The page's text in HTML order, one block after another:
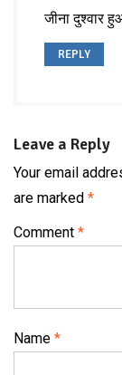
जीना दुश्वार
REPLY
Leave a Reply
Your email
are marked *
Comment *
Name *